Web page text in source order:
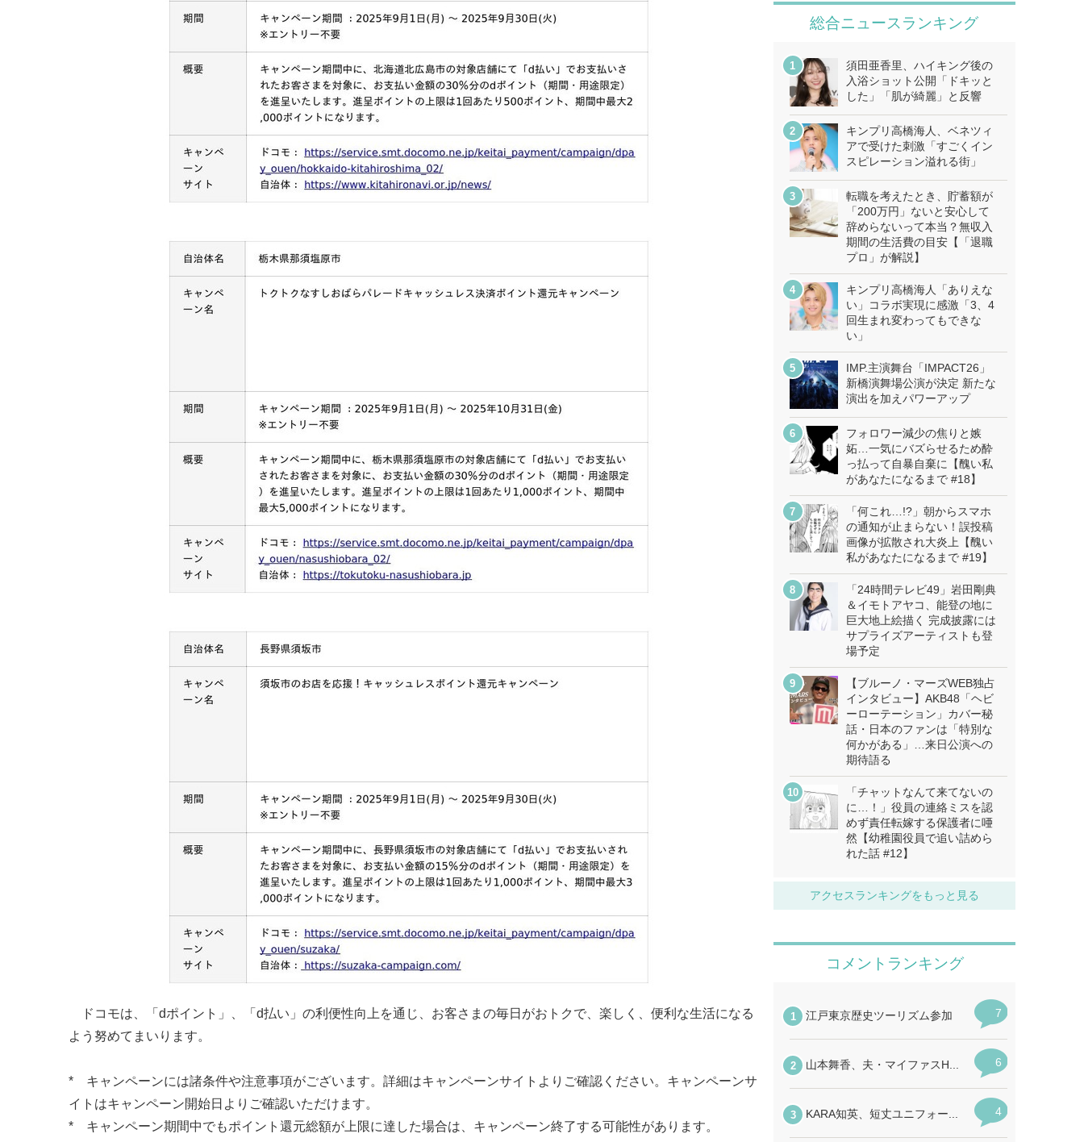
ドコモは、「dポイント」、「d払い」の利便性向上を通じ、お客さまの毎日がおトクで、楽しく、便利な生活になる
よう努めてまいります。
* キャンペーンには諸条件や注意事項がございます。詳細はキャンペーンサイトよりご確認ください。キャンペーンサ
イトはキャンペーン開始日よりご確認いただけます。
* キャンペーン期間中でもポイント還元総額が上限に達した場合は、キャンペーン終了する可能性があります。
総合ニュースランキング
須田亜香里、ハイキング後の
入浴ショット公開「ドキッと
した」「肌が綺麗」と反響
キンプリ高橋海人、ベネツィ
アで受けた刺激「すごくイン
スピレーション溢れる街」
転職を考えたとき、貯蓄額が
「200万円」ないと安心して
辞めらないって本当？無収入
期間の生活費の目安【「退職
プロ」が解説】
キンプリ高橋海人「ありえな
い」コラボ実現に感激「3、4
回生まれ変わってもできな
い」
IMP.主演舞台「IMPACT26」
新橋演舞場公演が決定 新たな
演出を加えパワーアップ
フォロワー減少の焦りと嫉
妬…一気にバズらせるため酔
っ払って自暴自棄に【醜い私
があなたになるまで #18】
「何これ…!?」朝からスマホ
の通知が止まらない！誤投稿
画像が拡散され大炎上【醜い
私があなたになるまで #19】
「24時間テレビ49」岩田剛典
＆イモトアヤコ、能登の地に
巨大地上絵描く 完成披露には
サプライズアーティストも登
場予定
【ブルーノ・マーズWEB独占
インタビュー】AKB48「ヘビ
ーローテーション」カバー秘
話・日本のファンは「特別な
何かがある」…来日公演への
期待語る
「チャットなんて来てないの
に…！」役員の連絡ミスを認
めず責任転嫁する保護者に唖
然【幼稚園役員で追い詰めら
れた話 #12】
アクセスランキングをもっと見る